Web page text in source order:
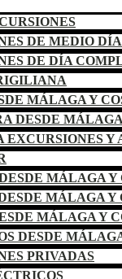
DE MEDIO DÍA
DE DÍA
MÁLAGA Y
DESDE MÁLAGA
EXCURSIONES Y
MÁLAGA Y
MÁLAGA Y
MÁLAGA Y
DESDE
PRIVADAS